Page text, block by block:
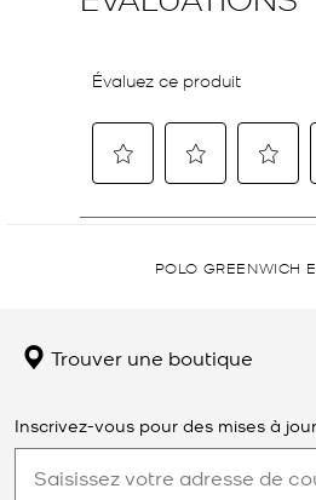
POLO GREENWICH
Trouver une boutique
Inscrivez-vous pour des mises à